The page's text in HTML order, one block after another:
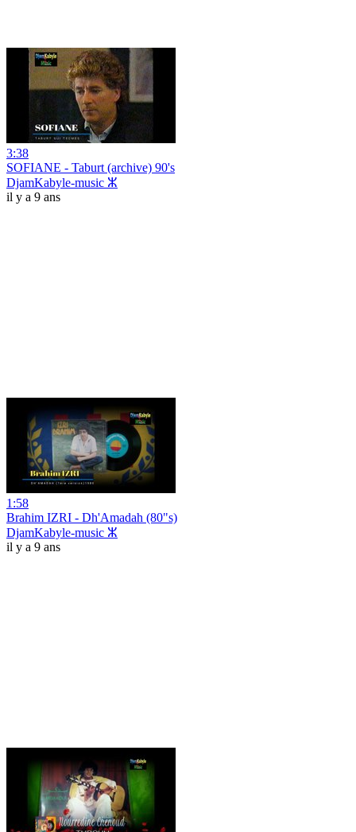
3:38
SOFIANE - Taburt (archive) 90's
DjamKabyle-music ⵣ
il y a 9 ans
1:58
Brahim IZRI - Dh'Amadah (80"s)
DjamKabyle-music ⵣ
il y a 9 ans